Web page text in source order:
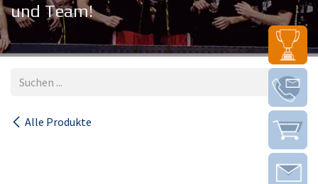
und Team!
Alle Produkte